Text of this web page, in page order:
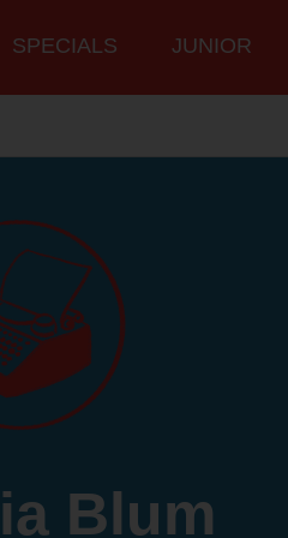
Hauptmenü
SPECIALS JUNIOR
Blum